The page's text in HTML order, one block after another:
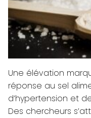
Une élévation
réponse au sel
d’hypertension et
Des chercheurs